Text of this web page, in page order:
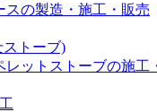
スの製造・施工・販売
ストーブ)
レットストーブの施工